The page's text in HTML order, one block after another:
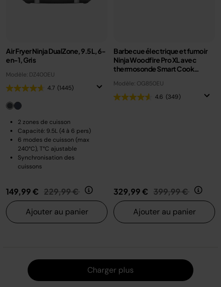
Air Fryer Ninja DualZone, 9.5L, 6-
en-1, Gris
Modèle: DZ400EU
4.7 (1445)
2 zones de cuisson
Capacité: 9.5L (4 à 6 pers)
6 modes de cuisson (max
240°C), T°C ajustable
Synchronisation des
cuissons
149,99 € Prix réduit de
229,99 € au
Ajouter au panier
Barbecue électrique et fumoir
Ninja Woodfire Pro XL avec
thermosonde Smart Cook
Modèle: OG850EU
4.6 (349)
329,99 € Prix réduit de
399,99 € au
Ajouter au panier
Charger plus